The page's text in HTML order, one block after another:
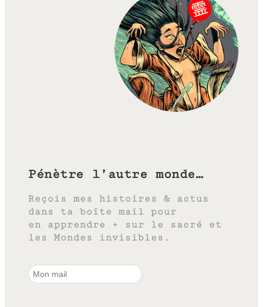
Pénètre l’autre monde…
Reçois mes histoires & actus
dans ta boîte mail pour
en apprendre + sur le sacré et
les Mondes invisibles.